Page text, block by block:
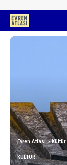
Evren Atlası>Kültür
KÜLTÜR